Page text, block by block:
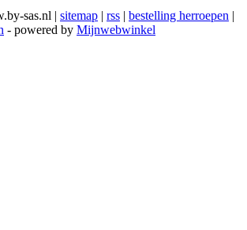
sas.nl | sitemap | rss | bestelling herroepen |
- powered by Mijnwebwinkel